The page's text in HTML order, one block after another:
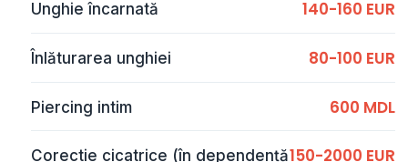
Unghie încarnată 140-160 EUR
Înlăturarea unghiei 80-100 EUR
Piercing intim 600 MDL
Corectie cicatrice (în dependență150-2000 EUR